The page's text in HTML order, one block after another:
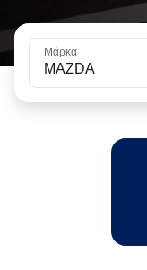
Μάρκα
MAZDA